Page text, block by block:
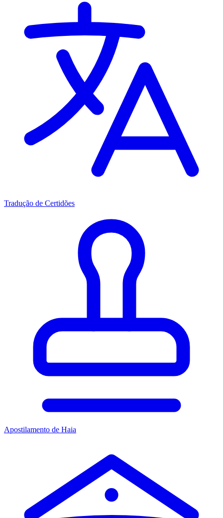
Tradução de Certidões
Apostilamento de Haia